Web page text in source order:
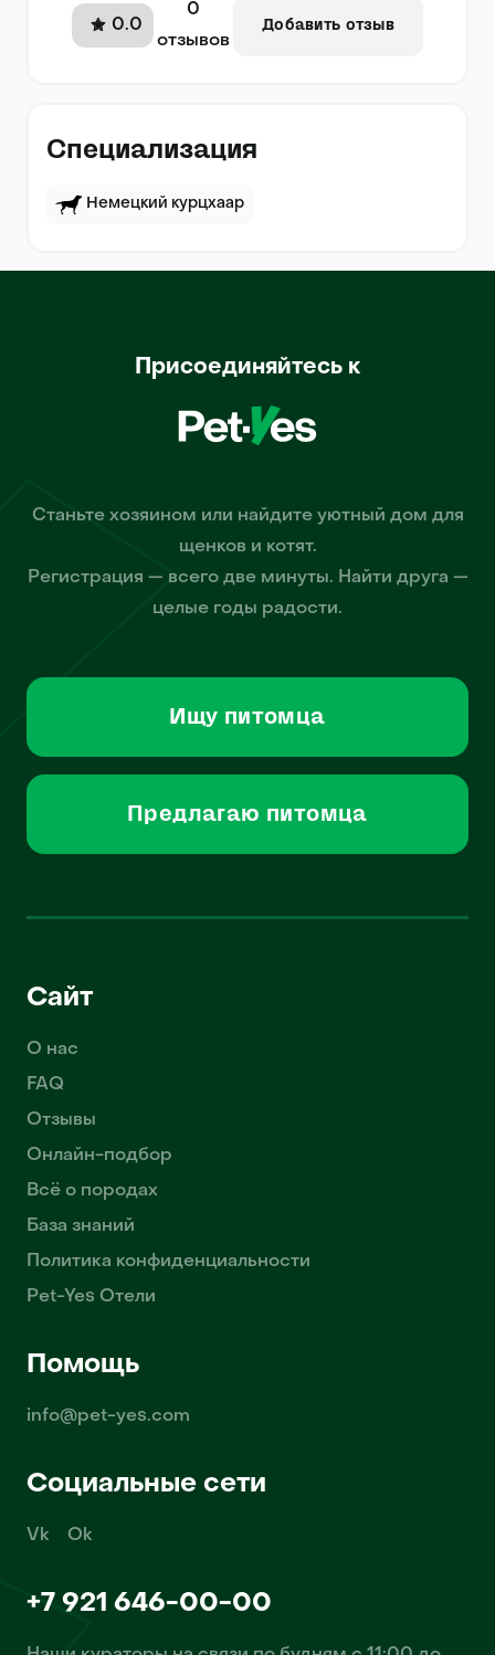
0.0
0
отзывов
Добавить отзыв
Специализация
Немецкий курцхаар
Присоединяйтесь к
Станьте хозяином или найдите уютный дом для
щенков и котят.
Регистрация — всего две минуты. Найти друга —
целые годы радости.
Ищу питомца
Предлагаю питомца
Сайт
О нас
FAQ
Отзывы
Онлайн-подбор
Всё о породах
База знаний
Политика конфиденциальности
Pet-Yes Отели
Помощь
info@pet-yes.com
Социальные сети
Vk Ok
+7 921 646-00-00